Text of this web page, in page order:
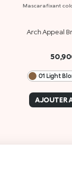
Mascara fixant
Arch Appeal
01 Light
AJOUTER